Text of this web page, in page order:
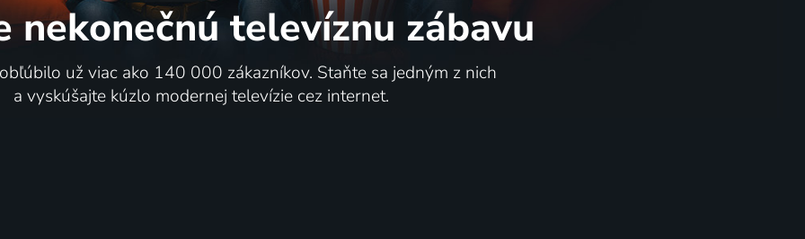
nekonečnú televíznu zábavu
už viac ako 140 000 zákazníkov. Staňte sa jedným z nich
a vyskúšajte kúzlo modernej televízie cez internet.